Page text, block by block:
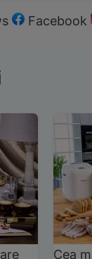
Facebook
Cea